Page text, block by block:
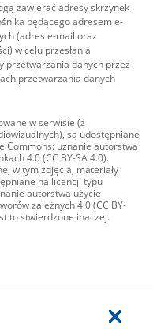
zawierać adresy skrzynek
będącego adresem e-
(adres e-mail oraz
w celu przesłania
przetwarzania danych przez
przetwarzania danych
w serwisie (z
są udostępniane
Commons: uznanie autorstwa
4.0 (CC BY-SA 4.0).
w tym zdjęcia, materiały
na licencji typu
autorstwa użycie
zależnych 4.0 (CC BY-
to stwierdzone inaczej.